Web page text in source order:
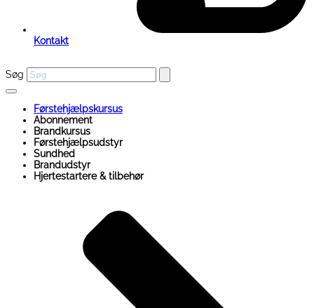
Kontakt
Søg
Førstehjælpskursus
Abonnement
Brandkursus
Førstehjælpsudstyr
Sundhed
Brandudstyr
Hjertestartere & tilbehør